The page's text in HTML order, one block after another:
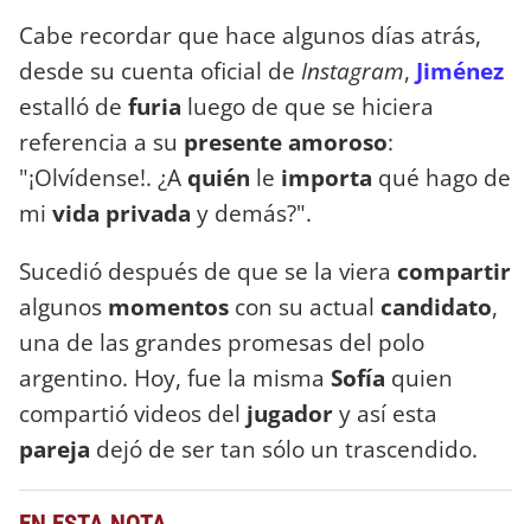
Cabe recordar que hace algunos días atrás,
desde su cuenta oficial de Instagram, Jiménez
estalló de furia luego de que se hiciera
referencia a su presente amoroso:
"¡Olvídense!. ¿Aquién le importa qué hago de
mi vida privada y demás?".
Sucedió después de que se la viera compartir
algunos momentos con su actual candidato,
una de las grandes promesas del polo
argentino. Hoy, fue la misma Sofía quien
compartió videos del jugadory así esta
pareja dejó de ser tan sólo un trascendido.